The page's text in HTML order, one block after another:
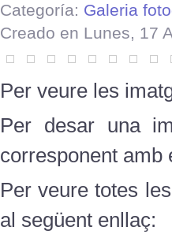
Categoría: Galeria
Creado en Lunes, 17
Per veure les
Per desar una
corresponent amb
Per veure totes
al següent enllaç: